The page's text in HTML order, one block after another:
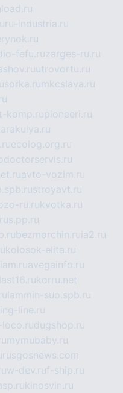
ru-industria.ru
fefu.ruzarges-ru.ru
utrovortu.ru
mkcslava.ru
komp.rupioneeri.ru
ecolog.org.ru
avto-vozim.ru
stroyavt.ru
ru.rukvotka.ru
bezmorchin.ru ia2.ru
kolosok-elita.ru
avegainfo.ru
korru.net
lammin-suo.spb.ru
line.ru
loco.rudugshop.ru
mymubaby.ru
rusgosnews.com
w-dev.ruf-ship.ru
kinosvin.ru